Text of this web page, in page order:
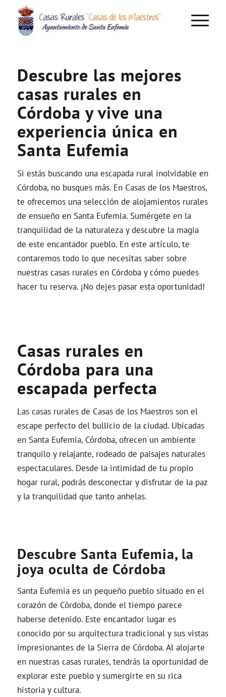
Descubre las mejores
casas rurales en
Córdoba y vive una
experiencia única en
Santa Eufemia
Si estás buscando una escapada rural inolvidable en
Córdoba, no busques más. En Casas de los Maestros,
te ofrecemos una selección de alojamientos rurales
de ensueño en Santa Eufemia. Sumérgete en la
tranquilidad de la naturaleza y descubre la magia
de este encantador pueblo. En este artículo, te
contaremos todo lo que necesitas saber sobre
nuestras casas rurales en Córdoba y cómo puedes
hacer tu reserva. ¡No dejes pasar esta oportunidad!
Casas rurales en
Córdoba para una
escapada perfecta
Las casas rurales de Casas de los Maestros son el
escape perfecto del bullicio de la ciudad. Ubicadas
en Santa Eufemia, Córdoba, ofrecen un ambiente
tranquilo y relajante, rodeado de paisajes naturales
espectaculares. Desde la intimidad de tu propio
hogar rural, podrás desconectar y disfrutar de la paz
y la tranquilidad que tanto anhelas.
Descubre Santa Eufemia, la
joya oculta de Córdoba
Santa Eufemia es un pequeño pueblo situado en el
corazón de Córdoba, donde el tiempo parece
haberse detenido. Este encantador lugar es
conocido por su arquitectura tradicional y sus vistas
impresionantes de la Sierra de Córdoba. Al alojarte
en nuestras casas rurales, tendrás la oportunidad de
explorar este pueblo y sumergirte en su rica
historia y cultura.